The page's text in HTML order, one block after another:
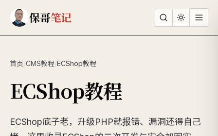
保哥笔记
首页/CMS教程/ECShop教程
ECShop教程
ECShop底子老，升级PHP就报错、漏洞还得自己